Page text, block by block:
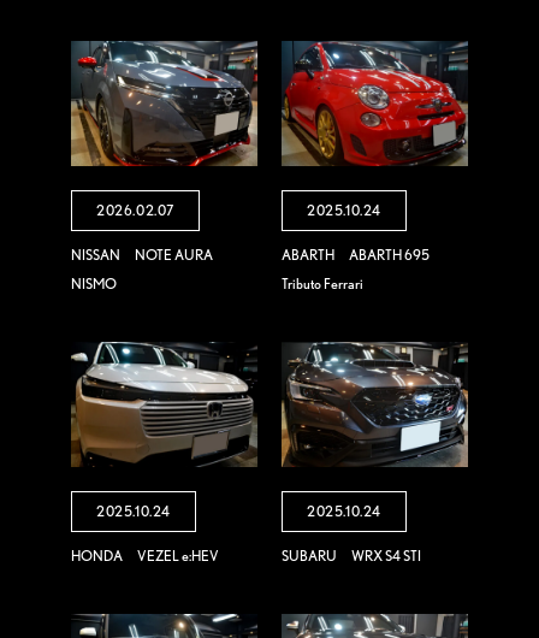
2026.02.07
NISSAN NOTE AURA
NISMO
2025.10.24
ABARTH ABARTH 695
Tributo Ferrari
2025.10.24
HONDA VEZEL e:HEV
2025.10.24
SUBARU WRX S4 STI